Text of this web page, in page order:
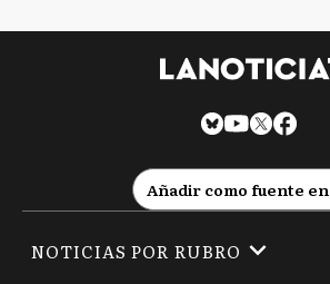
Añadir como fuente en
NOTICIAS POR RUBRO